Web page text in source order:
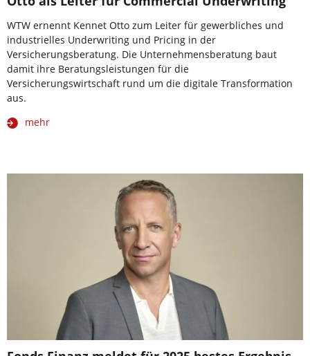
WTW ernennt Kennet Otto zum Leiter für gewerbliches und
industrielles Underwriting und Pricing in der
Versicherungsberatung. Die Unternehmensberatung baut
damit ihre Beratungsleistungen für die
Versicherungswirtschaft rund um die digitale Transformation
aus.
mehr